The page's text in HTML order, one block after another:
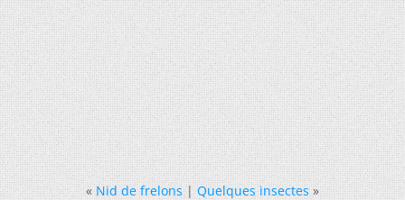
« Nid de frelons|Quelques insectes »